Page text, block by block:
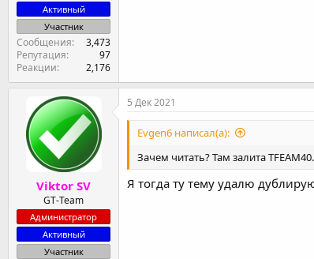
Активный
Участник
Сообщения
3,473
Репутация
97
Реакции
2,176
Viktor SV
GT-Team
Администратор
Активный
Участник
5 Дек 2021
Evgen6 написал(а):
Зачем читать? Там залита
Я тогда ту тему удалю